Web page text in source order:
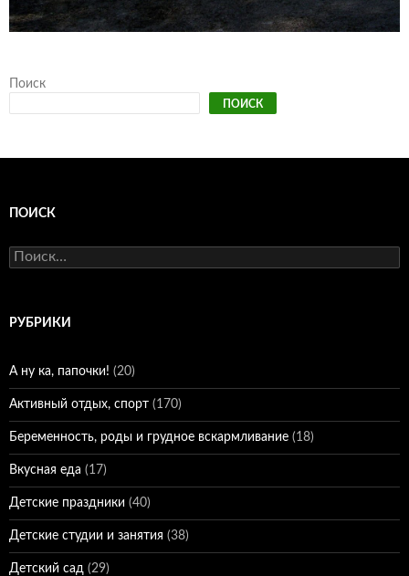
Поиск
ПОИСК
ПОИСК
Найти:
РУБРИКИ
А ну ка, папочки! (20)
Активный отдых, спорт (170)
Беременность, роды и грудное вскармливание (18)
Вкусная еда (17)
Детские праздники (40)
Детские студии и занятия (38)
Детский сад (29)